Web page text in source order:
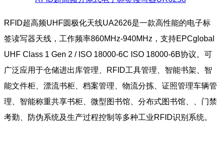
RFID超高频UHF圆极化天线UA2626是一款高性能的电子标
签读写器天线，工作频率860MHz-940MHz，支持EPCglobal
UHF Class 1 Gen 2 / ISO 18000-6C ISO 18000-6B协议。可
广泛应用于仓储进出库管理、RFID工具管理、智能书架、智
能文件柜、漂流书柜、档案管理、物流分拣、证照管理车辆管
理、智能称重共享书柜、微型图书馆、分布式图书馆、、门禁
考勤、防伪系统及生产过程控制等多种工业RFID识别系统。